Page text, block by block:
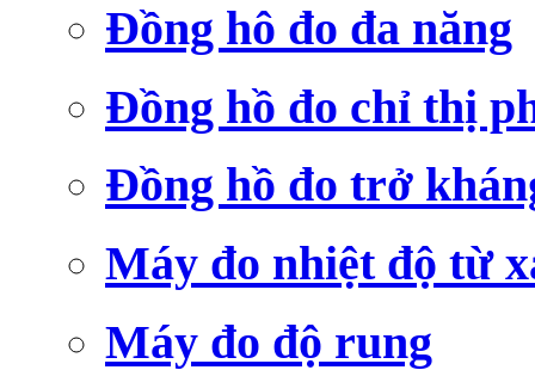
Đồng hô đo đa năng
Đồng hồ đo chỉ thị
Đồng hồ đo trở
Máy đo nhiệt độ từ
Máy đo độ rung